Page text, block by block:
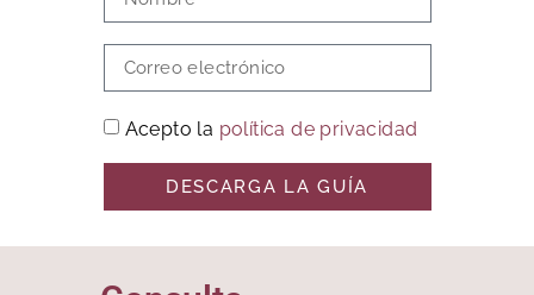
Acepto la política de privacidad
DESCARGA LA GUÍA